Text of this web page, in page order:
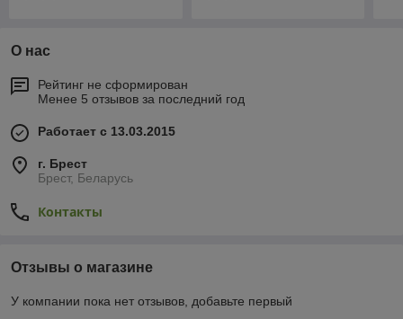
О нас
Рейтинг не сформирован
Менее 5 отзывов за последний год
Работает с 13.03.2015
г. Брест
Брест, Беларусь
Контакты
Отзывы о магазине
У компании пока нет отзывов, добавьте первый